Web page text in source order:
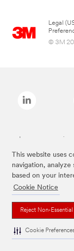
This website uses
navigation,
based on your
Cookie Notice
Reject Non-
Cookie
Legal
© 3M
Las marcas